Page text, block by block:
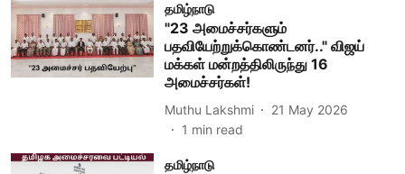
தமிழ்நாடு
"23 அமைச்சர்களும்
பதவியேற்றுக்கொண்டனர்.." விஜய்
மக்கள் மன்றத்திலிருந்து 16
அமைச்சர்கள்!
Muthu Lakshmi
21 May 2026
1 min read
தமிழ்நாடு